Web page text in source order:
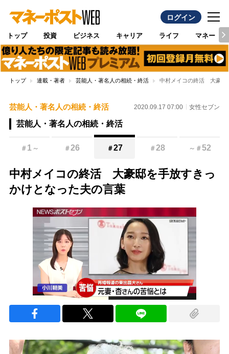
ログイン
トップ 投資 ビジネス キャリア ライフ マネー
トップ 連載・著者 芸能人・著名人の相続・終活 中村メイコの終活 大豪邸
芸能人・著名人の相続・終活 2020.09.17 07:00 女性セブン
芸能人・著名人の相続・終活
＃ 1 ～ ＃26 ＃27 ＃28 ～ ＃52
中村メイコの終活 大豪邸を手放すきっ
かけとなった夫の言葉